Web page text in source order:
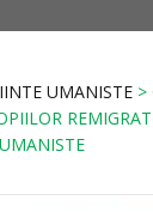
UMANISTE >